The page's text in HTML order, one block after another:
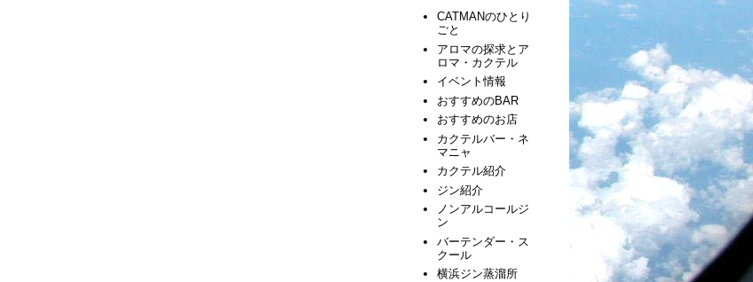
CATMANのひとり
ごと
アロマの探求とア
ロマ・カクテル
イベント情報
おすすめのBAR
おすすめのお店
カクテルバー・ネ
マニャ
カクテル紹介
ジン紹介
ノンアルコールジ
ン
バーテンダー・ス
クール
横浜ジン蒸溜所